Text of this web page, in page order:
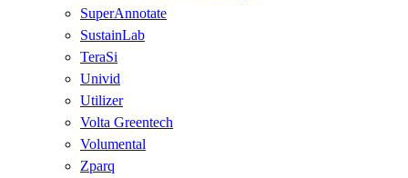
SuperAnnotate
SustainLab
TeraSi
Univid
Utilizer
Volta Greentech
Volumental
Zparq